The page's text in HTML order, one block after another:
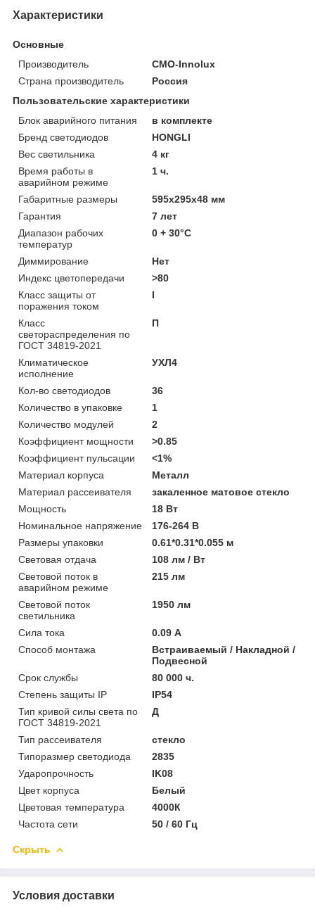
Характеристики
Основные
Производитель
CMO-Innolux
Страна производитель
Россия
Пользовательские характеристики
Блок аварийного питания
в комплекте
Бренд светодиодов
HONGLI
Вес светильника
4 кг
Время работы в
аварийном режиме
1 ч.
Габаритные размеры
595х295х48 мм
Гарантия
7 лет
Диапазон рабочих
температур
0 + 30°C
Диммирование
Нет
Индекс цветопередачи
>80
Класс защиты от
поражения током
I
Класс
светораспределения по
ГОСТ 34819-2021
П
Климатическое
исполнение
УХЛ4
Кол-во светодиодов
36
Количество в упаковке
1
Количество модулей
2
Коэффициент мощности
>0.85
Коэффициент пульсации
<1%
Материал корпуса
Металл
Материал рассеивателя
закаленное матовое стекло
Мощность
18 Вт
Номинальное напряжение
176-264 В
Размеры упаковки
0.61*0.31*0.055 м
Световая отдача
108 лм / Вт
Световой поток в
аварийном режиме
215 лм
Световой поток
светильника
1950 лм
Сила тока
0.09 А
Способ монтажа
Встраиваемый / Накладной /
Подвесной
Срок службы
80 000 ч.
Степень защиты IP
IP54
Тип кривой силы света по
ГОСТ 34819-2021
Д
Тип рассеивателя
стекло
Типоразмер светодиода
2835
Ударопрочность
IK08
Цвет корпуса
Белый
Цветовая температура
4000К
Частота сети
50 / 60 Гц
Скрыть
Условия доставки